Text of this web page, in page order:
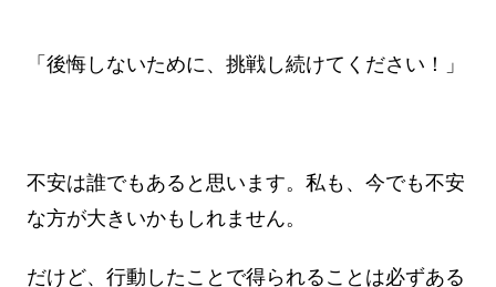
「後悔しないために、挑戦し続けてください！」
不安は誰でもあると思います。私も、今でも不安
な方が大きいかもしれません。
だけど、行動したことで得られることは必ずある